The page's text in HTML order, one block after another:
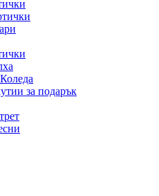
за подарък